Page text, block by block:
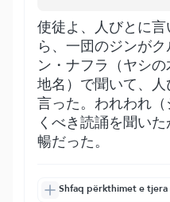
使徒よ、人びとに
ら、一団のジンが
ン・ナフラ（ヤシの
地名）で聞いて、
言った。われわれ
くべき読誦を聞い
暢だった。
Shfaq përkthimet e tjera